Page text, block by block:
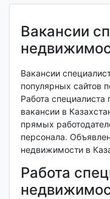
Вакансии
Вакансии
популярных сайтов
Работа
вакансии в
прямых
персонала.
недвижимости в
Работа